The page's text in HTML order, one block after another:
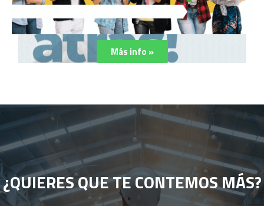
Más info »
¿QUIERES QUE TE CONTEMOS MÁS?